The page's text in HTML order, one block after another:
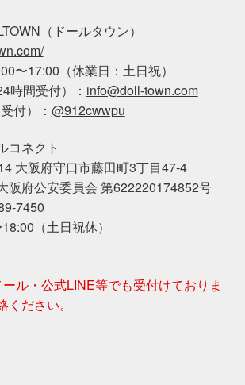
（ドールタウン）
〜17:00（休業日：土日祝）
時間受付）： info@doll-town.com
付）： @912cwwpu
コネクト
大阪府守口市藤田町3丁目47-4
阪府公安委員会 第622220174852号
7450
（土日祝休）
ル・公式LINE等でも受付けておりま
ださい。